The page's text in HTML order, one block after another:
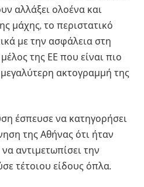
αλλάξει ολοένα και
μάχης, το περιστατικό
με την ασφάλεια στη
της ΕΕ που είναι πιο
ακτογραμμή της
έσπευσε να κατηγορήσει
της Αθήνας ότι ήταν
αντιμετωπίσει την
τέτοιου είδους όπλα.